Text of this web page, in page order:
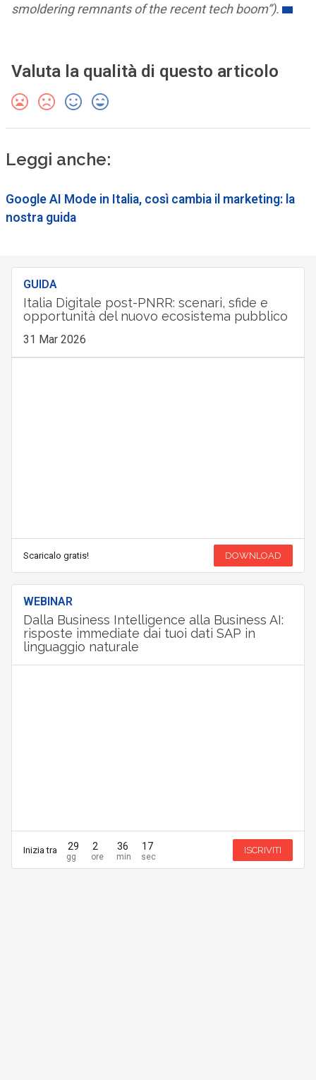
smoldering remnants of the recent tech boom”).
Valuta la qualità di questo articolo
Leggi anche:
Google AI Mode in Italia, così cambia il marketing: la
nostra guida
GUIDA
Italia Digitale post-PNRR: scenari, sfide e
opportunità del nuovo ecosistema pubblico
31 Mar 2026
Scaricalo gratis! DOWNLOAD
WEBINAR
Dalla Business Intelligence alla Business AI:
risposte immediate dai tuoi dati SAP in
linguaggio naturale
Inizia tra 29 2 36 17 ISCRIVITI